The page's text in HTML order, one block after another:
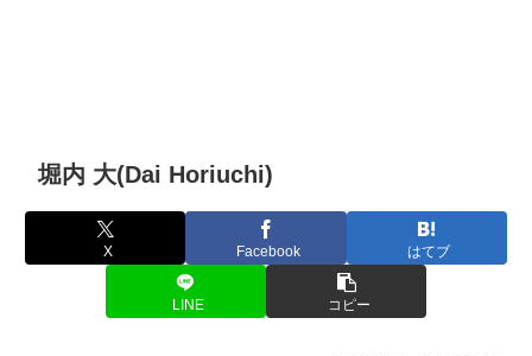
堀内 大(Dai Horiuchi)
X Facebook はてブ
LINE コピー